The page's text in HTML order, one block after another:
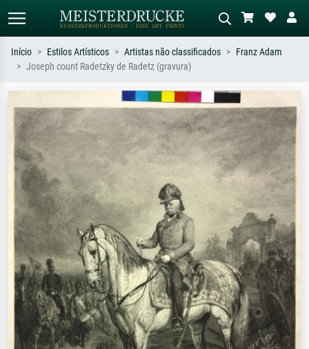
Pesquise por artista, título ou estilo –
ex: Monet, Noite Estrelada,
impressionismo, onda de Hokusai, nu.
Descreva a cena – ex: prado verde,
abstrato com muito vermelho, pintura
a óleo escura, nu em pé ao lado de
uma árvore.
Início Estilos Artísticos Artistas não classificados
Franz Adam
Joseph count Radetzky de Radetz (gravura)